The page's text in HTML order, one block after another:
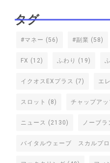
タグ
#マネー (56) #副業 (58)
FX (12) ふわり (19)
イクオスEXプラス (7) エ
スロット (8) チャップアッ
ニュース (2130) ノーブラ
バイタルウェーブ スカルプロ